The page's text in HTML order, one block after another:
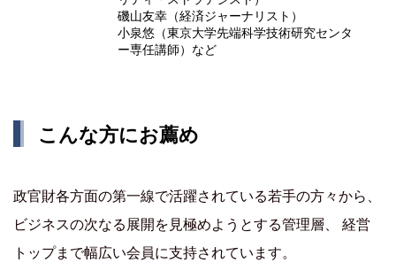
磯山友幸（経済ジャーナリスト）
小泉悠（東京大学先端科学技術研究センタ
ー専任講師）など
こんな方にお薦め
政官財各方面の第一線で活躍されている若手の方々から、
ビジネスの次なる展開を見極めようとする管理層、 経営
トップまで幅広い会員に支持されています。